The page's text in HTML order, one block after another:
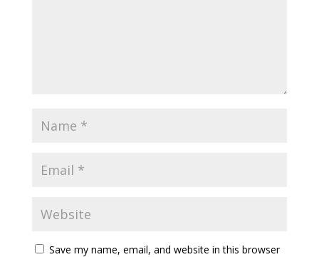
Save my name, email, and website in this browser